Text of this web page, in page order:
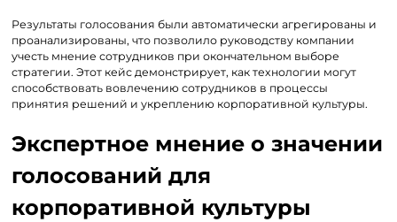
Результаты голосования были автоматически агрегированы и
проанализированы, что позволило руководству компании
учесть мнение сотрудников при окончательном выборе
стратегии. Этот кейс демонстрирует, как технологии могут
способствовать вовлечению сотрудников в процессы
принятия решений и укреплению корпоративной культуры.
Экспертное мнение о значении
голосований для
корпоративной культуры